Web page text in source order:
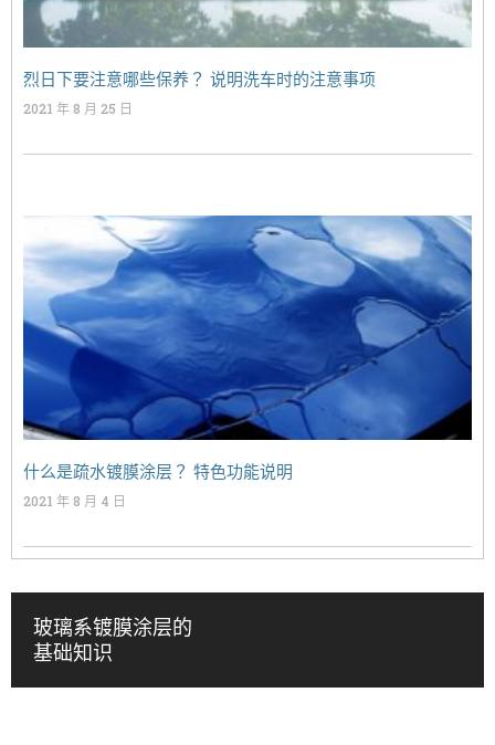
烈日下要注意哪些保养？ 说明洗车时的注意事项
2021 年 8 月 25 日
什么是疏水镀膜涂层？ 特色功能说明
2021 年 8 月 4 日
玻璃系镀膜涂层的
基础知识